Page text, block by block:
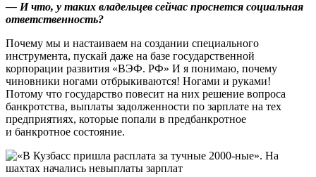
— И что, у таких владельцев сейчас проснется социальная
ответственность?
Почему мы и настаиваем на создании специального
инструмента, пускай даже на базе государственной
корпорации развития «ВЭФ. РФ» И я понимаю, почему
чиновники ногами отбрыкиваются! Ногами и руками!
Потому что государство повесит на них решение вопроса
банкротства, выплаты задолженности по зарплате на тех
предприятиях, которые попали в предбанкротное
и банкротное состояние.